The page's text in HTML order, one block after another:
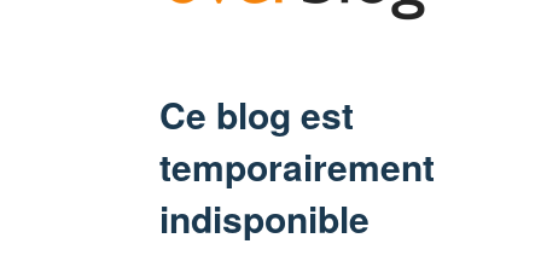
Ce blog est
temporairement
indisponible